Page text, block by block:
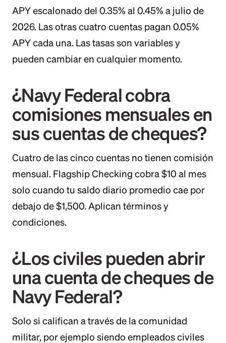
APY escalonado del 0.35% al 0.45% a julio de
2026. Las otras cuatro cuentas pagan 0.05%
APY cada una. Las tasas son variables y
pueden cambiar en cualquier momento.
¿Navy Federal cobra
comisiones mensuales en
sus cuentas de cheques?
Cuatro de las cinco cuentas no tienen comisión
mensual. Flagship Checking cobra $10 al mes
solo cuando tu saldo diario promedio cae por
debajo de $1,500. Aplican términos y
condiciones.
¿Los civiles pueden abrir
una cuenta de cheques de
Navy Federal?
Solo si califican a través de la comunidad
militar, por ejemplo siendo empleados civiles